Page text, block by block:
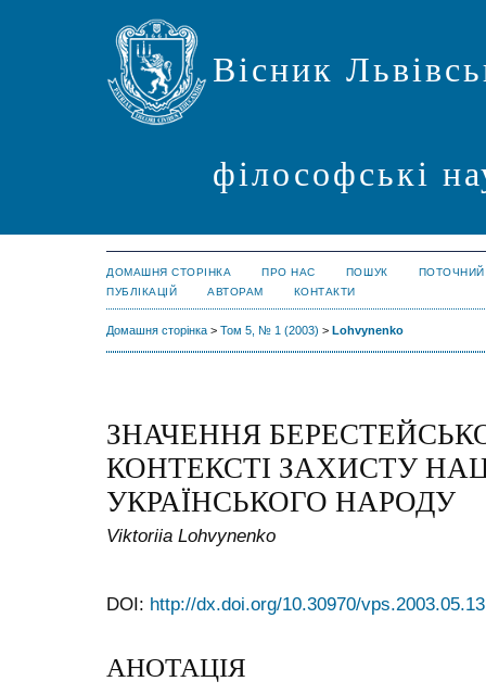
Вісник
філософські
ДОМАШНЯ СТОРІНКА ПРО НАС ПОШУК
ПОТОЧНИЙ
ПУБЛІКАЦІЙ
АВТОРАМ КОНТАКТИ
Домашня сторінка > Том 5, № 1 (2003) > Lohvynenko
ЗНАЧЕННЯ
КОНТЕКСТІ ЗАХИСТУ
УКРАЇНСЬКОГО НАРОДУ
Viktoriia Lohvynenko
DOI: http://dx.doi.org/10.30970/vps.2003.05.13
АНОТАЦІЯ